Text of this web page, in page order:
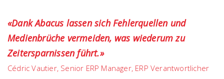
«Dank Abacus lassen sich Fehlerquellen und
Medienbrüche vermeiden, was wiederum zu
Zeitersparnissen führt.»
Cédric Vautier, Senior ERP Manager, ERP Verantwortlicher